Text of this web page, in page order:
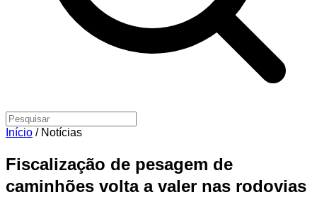
Início / Notícias
Fiscalização de pesagem de
caminhões volta a valer nas rodovias